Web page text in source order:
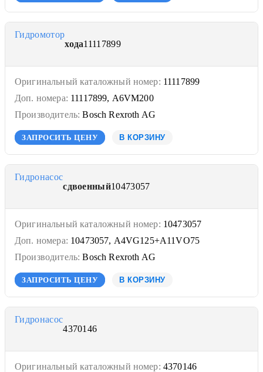
Гидромотор
хода11117899
Оригинальный каталожный номер: 11117899
Доп. номера: 11117899, A6VM200
Производитель: Bosch Rexroth AG
ЗАПРОСИТЬ ЦЕНУ В КОРЗИНУ
Гидронасос
сдвоенный10473057
Оригинальный каталожный номер: 10473057
Доп. номера: 10473057, A4VG125+A11VO75
Производитель: Bosch Rexroth AG
ЗАПРОСИТЬ ЦЕНУ В КОРЗИНУ
Гидронасос
4370146
Оригинальный каталожный номер: 4370146